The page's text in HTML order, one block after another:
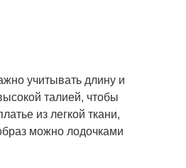
учитывать длину и
талией, чтобы
из легкой ткани,
можно лодочками